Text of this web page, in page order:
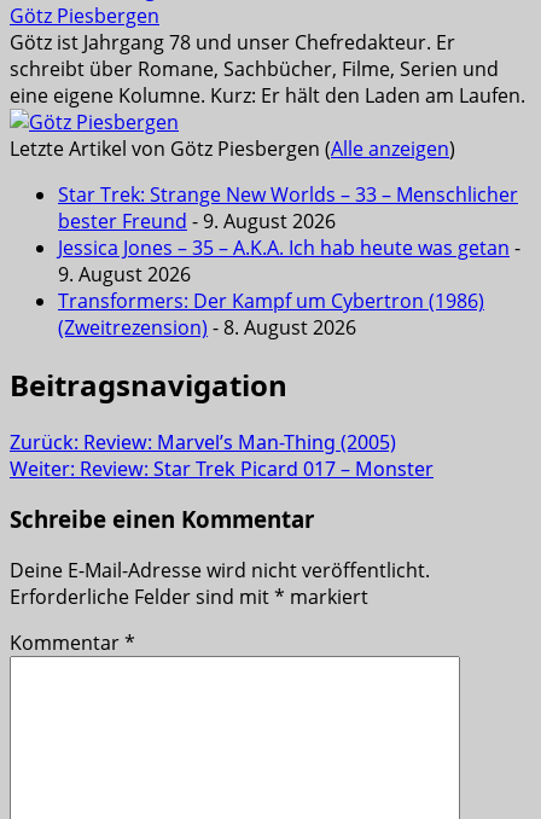
Götz Piesbergen
Götz ist Jahrgang 78 und unser Chefredakteur. Er
schreibt über Romane, Sachbücher, Filme, Serien und
eine eigene Kolumne. Kurz: Er hält den Laden am Laufen.
Letzte Artikel von Götz Piesbergen (Alle anzeigen)
Star Trek: Strange New Worlds – 33 – Menschlicher
bester Freund - 9. August 2026
Jessica Jones – 35 – A.K.A. Ich hab heute was getan -
9. August 2026
Transformers: Der Kampf um Cybertron (1986)
(Zweitrezension) - 8. August 2026
Beitragsnavigation
Zurück: Review: Marvel’s Man-Thing (2005)
Weiter: Review: Star Trek Picard 017 – Monster
Schreibe einen Kommentar
Deine E-Mail-Adresse wird nicht veröffentlicht.
Erforderliche Felder sind mit* markiert
Kommentar*